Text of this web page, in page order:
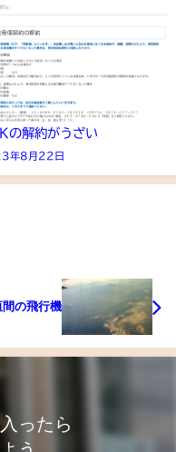
の解約がうざい
年8月22日
の飛行機
ったら